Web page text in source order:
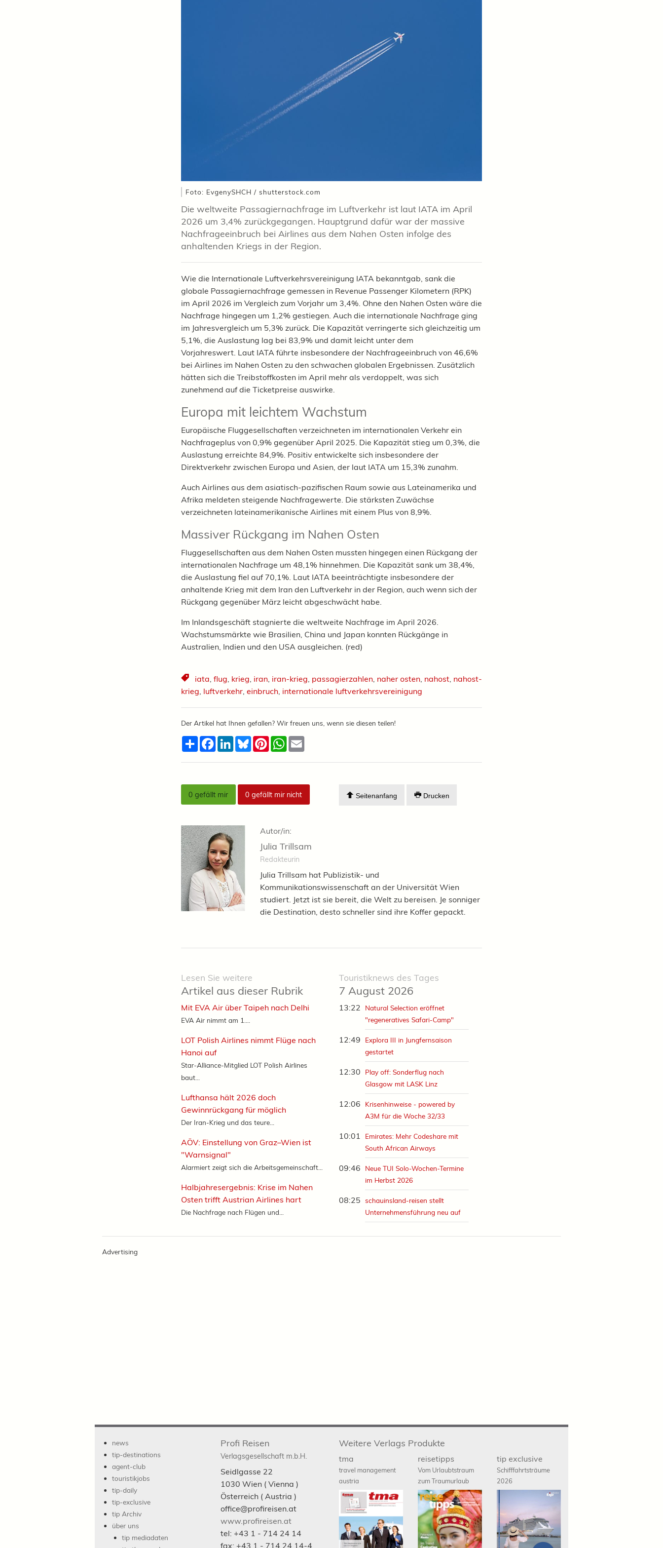
Foto: EvgenySHCH / shutterstock.com
Die weltweite Passagiernachfrage im Luftverkehr ist laut IATA im April
2026 um 3,4% zurückgegangen. Hauptgrund dafür war der massive
Nachfrageeinbruch bei Airlines aus dem Nahen Osten infolge des
anhaltenden Kriegs in der Region.
Wie die Internationale Luftverkehrsvereinigung IATA bekanntgab, sank die
globale Passagiernachfrage gemessen in Revenue Passenger Kilometern (RPK)
im April 2026 im Vergleich zum Vorjahr um 3,4%. Ohne den Nahen Osten wäre die
Nachfrage hingegen um 1,2% gestiegen. Auch die internationale Nachfrage ging
im Jahresvergleich um 5,3% zurück. Die Kapazität verringerte sich gleichzeitig um
5,1%, die Auslastung lag bei 83,9% und damit leicht unter dem
Vorjahreswert. Laut IATA führte insbesondere der Nachfrageeinbruch von 46,6%
bei Airlines im Nahen Osten zu den schwachen globalen Ergebnissen. Zusätzlich
hätten sich die Treibstoffkosten im April mehr als verdoppelt, was sich
zunehmend auf die Ticketpreise auswirke.
Europa mit leichtem Wachstum
Europäische Fluggesellschaften verzeichneten im internationalen Verkehr ein
Nachfrageplus von 0,9% gegenüber April 2025. Die Kapazität stieg um 0,3%, die
Auslastung erreichte 84,9%. Positiv entwickelte sich insbesondere der
Direktverkehr zwischen Europa und Asien, der laut IATA um 15,3% zunahm.
Auch Airlines aus dem asiatisch-pazifischen Raum sowie aus Lateinamerika und
Afrika meldeten steigende Nachfragewerte. Die stärksten Zuwächse
verzeichneten lateinamerikanische Airlines mit einem Plus von 8,9%.
Massiver Rückgang im Nahen Osten
Fluggesellschaften aus dem Nahen Osten mussten hingegen einen Rückgang der
internationalen Nachfrage um 48,1% hinnehmen. Die Kapazität sank um 38,4%,
die Auslastung fiel auf 70,1%. Laut IATA beeinträchtigte insbesondere der
anhaltende Krieg mit dem Iran den Luftverkehr in der Region, auch wenn sich der
Rückgang gegenüber März leicht abgeschwächt habe.
Im Inlandsgeschäft stagnierte die weltweite Nachfrage im April 2026.
Wachstumsmärkte wie Brasilien, China und Japan konnten Rückgänge in
Australien, Indien und den USA ausgleichen. (red)
iata, flug, krieg, iran, iran-krieg, passagierzahlen, naher osten, nahost, nahost-
krieg, luftverkehr, einbruch, internationale luftverkehrsvereinigung
Der Artikel hat Ihnen gefallen? Wir freuen uns, wenn sie diesen teilen!
TeilenFacebook
LinkedInBlueskyPinterestWhatsApp
0 gefällt mir 0 gefällt mir nicht Seitenanfang Drucken
Autor/in:
Julia Trillsam
Redakteurin
Julia Trillsam hat Publizistik- und
Kommunikationswissenschaft an der Universität Wien
studiert. Jetzt ist sie bereit, die Welt zu bereisen. Je sonniger
die Destination, desto schneller sind ihre Koffer gepackt.
Touristiknews des Tages
7 August 2026
13:22
Natural Selection eröffnet
"regeneratives Safari-Camp"
12:49
Explora III in Jungfernsaison
gestartet
12:30
Play off: Sonderflug nach
Glasgow mit LASK Linz
12:06
Krisenhinweise - powered by
A3M für die Woche 32/33
10:01
Emirates: Mehr Codeshare mit
South African Airways
09:46
Neue TUI Solo-Wochen-Termine
im Herbst 2026
08:25
schauinsland-reisen stellt
Unternehmensführung neu auf
Lesen Sie weitere
Artikel aus dieser Rubrik
Mit EVA Air über Taipeh nach Delhi
EVA Air nimmt am 1....
LOT Polish Airlines nimmt Flüge nach
Hanoi auf
Star-Alliance-Mitglied LOT Polish Airlines
baut...
Lufthansa hält 2026 doch
Gewinnrückgang für möglich
Der Iran-Krieg und das teure...
AÖV: Einstellung von Graz–Wien ist
"Warnsignal"
Alarmiert zeigt sich die Arbeitsgemeinschaft...
Halbjahresergebnis: Krise im Nahen
Osten trifft Austrian Airlines hart
Die Nachfrage nach Flügen und...
Advertising
news
tip-destinations
agent-club
touristikjobs
tip-daily
tip-exclusive
tip Archiv
über uns
tip mediadaten
Profi Reisen
Verlagsgesellschaft m.b.H.
Seidlgasse 22
1030 Wien ( Vienna )
Österreich ( Austria )
office@profireisen.at
www.profireisen.at
tel: +43 1 - 714 24 14
fax: +43 1 - 714 24 14-4
Weitere Verlags Produkte
tma
travel management
austria
reisetipps
Vom Urlaubtstraum
zum Traumurlaub
tip exclusive
Schifffahrtsträume
2026